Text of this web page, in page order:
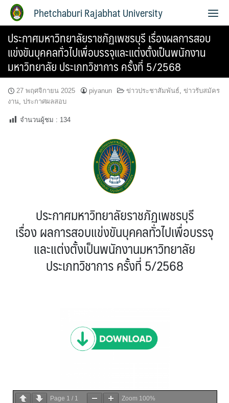
Phetchaburi Rajabhat University
ประกาศมหาวิทยาลัยราชภัฏเพชรบุรี เรื่องผลการสอบ
แข่งขันบุคคลทั่วไปเพื่อบรรจุและแต่งตั้งเป็นพนักงาน
มหาวิทยาลัย ประเภทวิชาการ ครั้งที่ 5/2568
27 พฤศจิกายน 2025 piyanun ข่าวประชาสัมพันธ์, ข่าวรับสมัคร
งาน, ประกาศผลสอบ
จำนวนผู้ชม : 134
ประกาศมหาวิทยาลัยราชภัฏเพชรบุรี
เรื่อง ผลการสอบแข่งขันบุคคลทั่วไปเพื่อบรรจุ
และแต่งตั้งเป็นพนักงานมหาวิทยาลัย
ประเภทวิชาการ ครั้งที่ 5/2568
Page 1 / 1 Zoom 100%